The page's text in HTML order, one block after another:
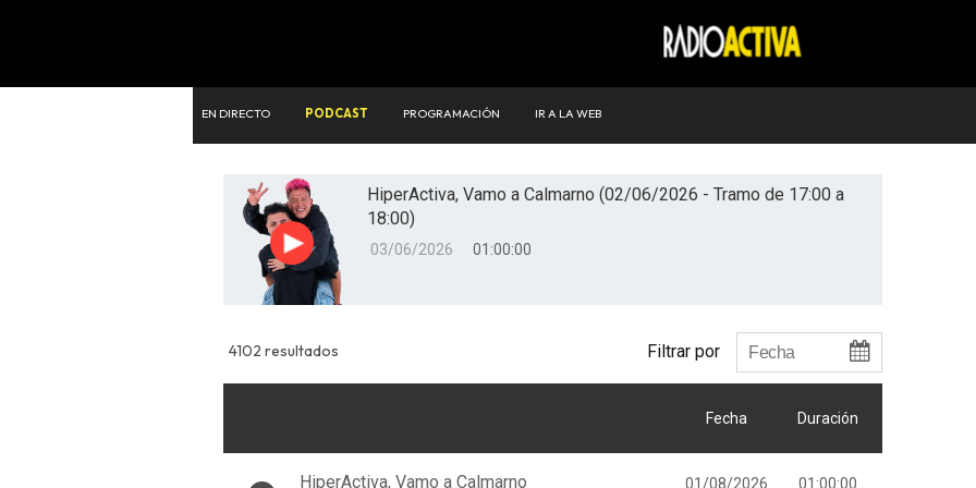
EN DIRECTO PODCAST PROGRAMACIÓN IR A LA WEB
Reproducir
HiperActiva, Vamo a Calmarno (02/06/2026 - Tramo de 17:00 a
18:00)
03/06/2026 01:00:00
4102 resultados Filtrar por
Fecha Duración
HiperActiva, Vamo a Calmarno
01/08/2026 01:00:00